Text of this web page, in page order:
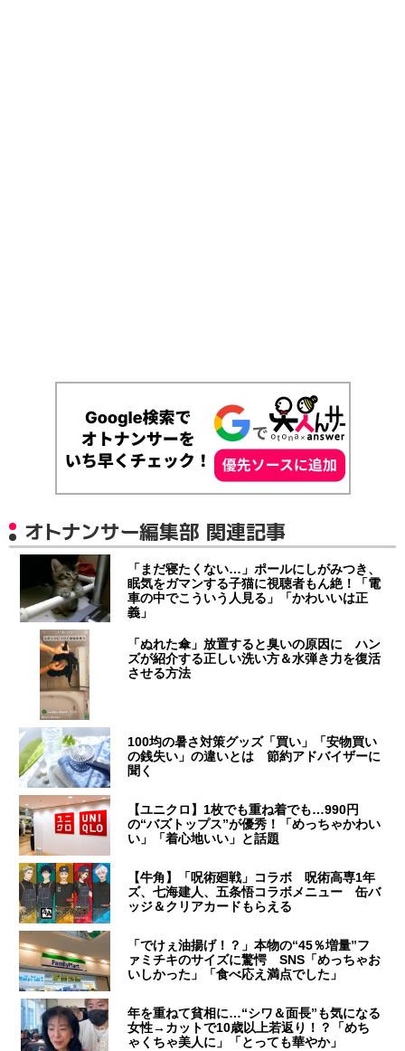
オトナンサー編集部 関連記事
「まだ寝たくない…」ポールにしがみつき、
眠気をガマンする子猫に視聴者もん絶！「電
車の中でこういう人見る」「かわいいは正
義」
「ぬれた傘」放置すると臭いの原因に ハン
ズが紹介する正しい洗い方＆水弾き力を復活
させる方法
100均の暑さ対策グッズ「買い」「安物買い
の銭失い」の違いとは 節約アドバイザーに
聞く
【ユニクロ】1枚でも重ね着でも…990円
の“バズトップス”が優秀！「めっちゃかわい
い」「着心地いい」と話題
【牛角】「呪術廻戦」コラボ 呪術高専1年
ズ、七海建人、五条悟コラボメニュー 缶バ
ッジ＆クリアカードもらえる
「でけぇ油揚げ！？」本物の“45％増量”フ
ァミチキのサイズに驚愕 SNS「めっちゃお
いしかった」「食べ応え満点でした」
年を重ねて貧相に…“シワ＆面長”も気になる
女性→カットで10歳以上若返り！？「めち
ゃくちゃ美人に」「とっても華やか」